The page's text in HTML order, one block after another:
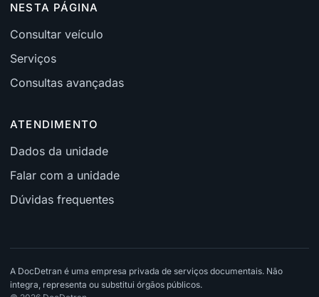
NESTA PÁGINA
Consultar veículo
Serviços
Consultas avançadas
ATENDIMENTO
Dados da unidade
Falar com a unidade
Dúvidas frequentes
A DocDetran é uma empresa privada de serviços documentais. Não
integra, representa ou substitui órgãos públicos.